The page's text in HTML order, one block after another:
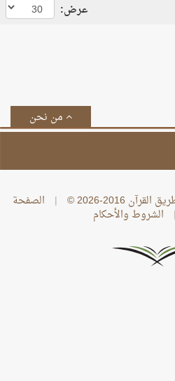
عرض:
من نحن
2016-2026 ©
| الصفحة
| الشروط والأحكام